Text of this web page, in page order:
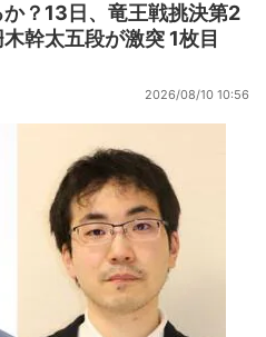
？13日、竜王戦挑決第2
幹太五段が激突 1枚目
2026/08/10 10:56